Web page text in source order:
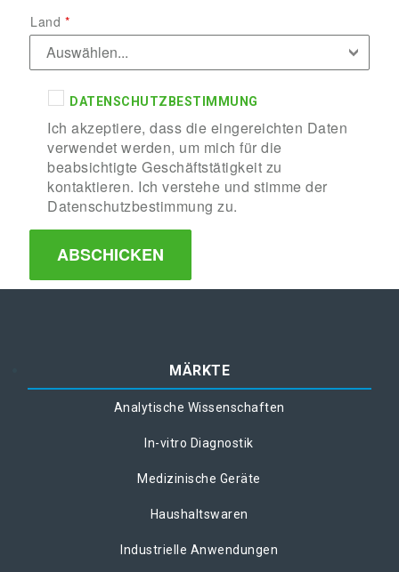
Land
DATENSCHUTZBESTIMMUNG
Ich akzeptiere, dass die eingereichten Daten
verwendet werden, um mich für die
beabsichtigte Geschäftstätigkeit zu
kontaktieren. Ich verstehe und stimme der
Datenschutzbestimmung zu.
MÄRKTE
Analytische Wissenschaften
In-vitro Diagnostik
Medizinische Geräte
Haushaltswaren
Industrielle Anwendungen